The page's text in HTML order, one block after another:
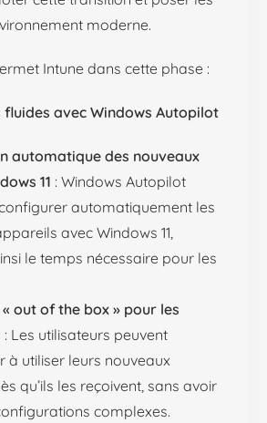
moderne.
Intune dans cette phase :
fluides avec Windows Autopilot
automatique des nouveaux
11 : Windows Autopilot
automatiquement les
avec Windows 11,
le temps nécessaire pour les
out of the box » pour les
: Les utilisateurs peuvent
à utiliser leurs nouveaux
qu’ils les reçoivent, sans avoir
complexes.